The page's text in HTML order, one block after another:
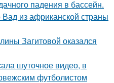
падения в бассейн.
из африканской страны
Загитовой оказался
шуточное видео, в
футболистом